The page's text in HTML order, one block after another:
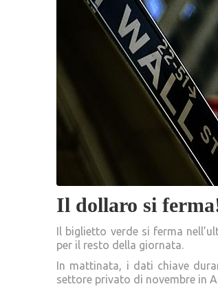
Il dollaro si
Il biglietto verde si ferma
per il resto della giornata.
In mattinata, i dati chiave
settore privato di novembre in